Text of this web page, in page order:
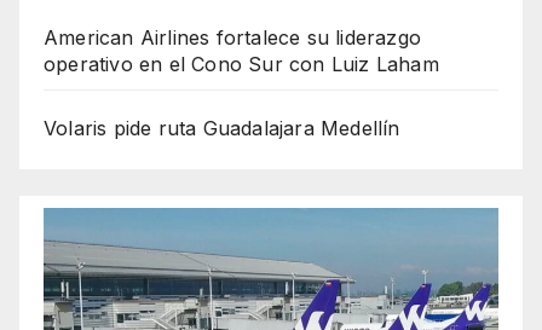
American Airlines fortalece su liderazgo
operativo en el Cono Sur con Luiz Laham
Volaris pide ruta Guadalajara Medellín